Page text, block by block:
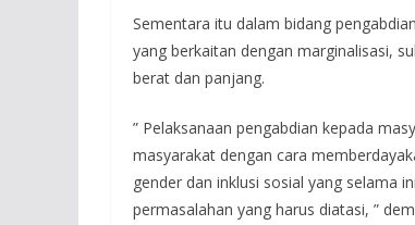
Sementara itu dalam bidang
yang berkaitan dengan marginalisasi,
berat dan panjang.
” Pelaksanaan pengabdian kepada
masyarakat dengan cara
gender dan inklusi sosial yang selama
permasalahan yang harus diatasi, ”